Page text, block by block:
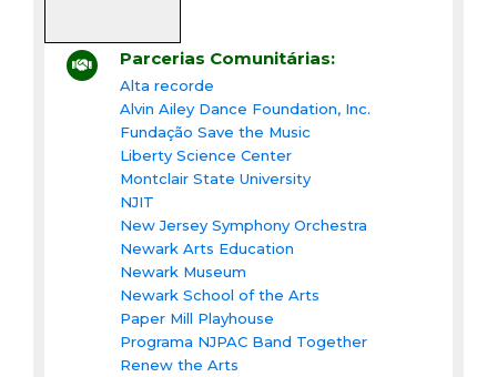
Parcerias Comunitárias:
Alta recorde
Alvin Ailey Dance Foundation, Inc.
Fundação Save the Music
Liberty Science Center
Montclair State University
NJIT
New Jersey Symphony Orchestra
Newark Arts Education
Newark Museum
Newark School of the Arts
Paper Mill Playhouse
Programa NJPAC Band Together
Renew the Arts